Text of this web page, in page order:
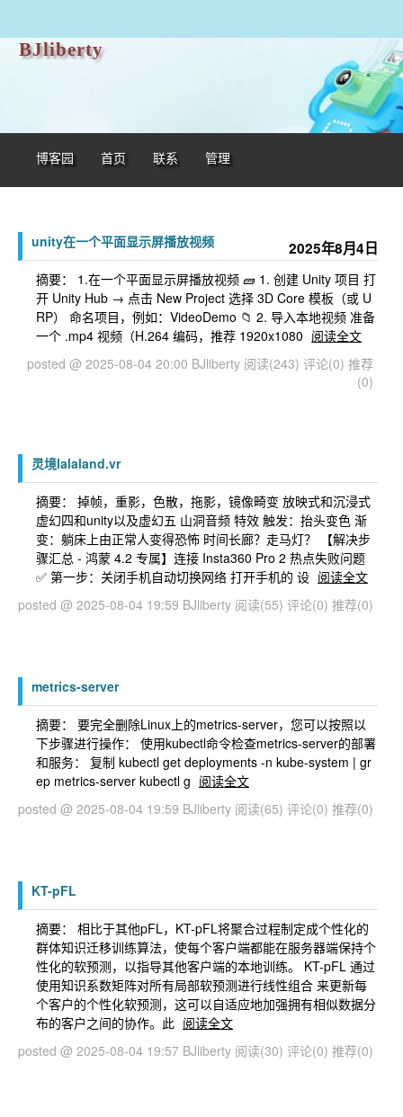
BJliberty
博客园 首页 联系 管理
2025年8月4日
unity在一个平面显示屏播放视频
摘要： 1.在一个平面显示屏播放视频 🧱 1. 创建 Unity 项目 打
开 Unity Hub → 点击 New Project 选择 3D Core 模板（或 U
RP） 命名项目，例如：VideoDemo 📁 2. 导入本地视频 准备
一个 .mp4 视频（H.264 编码，推荐 1920x1080 阅读全文
posted @ 2025-08-04 20:00 BJliberty 阅读(243) 评论(0) 推荐
(0)
灵境lalaland.vr
摘要： 掉帧，重影，色散，拖影，镜像畸变 放映式和沉浸式
虚幻四和unity以及虚幻五 山洞音频 特效 触发：抬头变色 渐
变：躺床上由正常人变得恐怖 时间长廊？走马灯？ 【解决步
骤汇总 - 鸿蒙 4.2 专属】连接 Insta360 Pro 2 热点失败问题
✅ 第一步：关闭手机自动切换网络 打开手机的 设 阅读全文
posted @ 2025-08-04 19:59 BJliberty 阅读(55) 评论(0) 推荐(0)
metrics-server
摘要： 要完全删除Linux上的metrics-server，您可以按照以
下步骤进行操作： 使用kubectl命令检查metrics-server的部署
和服务： 复制 kubectl get deployments -n kube-system | gr
ep metrics-server kubectl g 阅读全文
posted @ 2025-08-04 19:59 BJliberty 阅读(65) 评论(0) 推荐(0)
KT-pFL
摘要： 相比于其他pFL，KT-pFL将聚合过程制定成个性化的
群体知识迁移训练算法，使每个客户端都能在服务器端保持个
性化的软预测，以指导其他客户端的本地训练。 KT-pFL 通过
使用知识系数矩阵对所有局部软预测进行线性组合 来更新每
个客户的个性化软预测，这可以自适应地加强拥有相似数据分
布的客户之间的协作。此 阅读全文
posted @ 2025-08-04 19:57 BJliberty 阅读(30) 评论(0) 推荐(0)